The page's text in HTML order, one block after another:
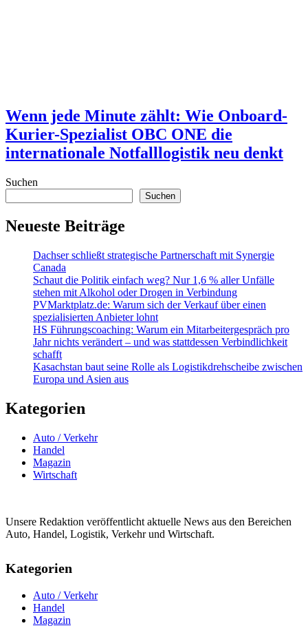
Wenn jede Minute zählt: Wie Onboard-
Kurier-Spezialist OBC ONE die
internationale Notfalllogistik neu denkt
Suchen
Suchen
Neueste Beiträge
Dachser schließt strategische Partnerschaft mit Synergie
Canada
Schaut die Politik einfach weg? Nur 1,6 % aller Unfälle
stehen mit Alkohol oder Drogen in Verbindung
PVMarktplatz.de: Warum sich der Verkauf über einen
spezialisierten Anbieter lohnt
HS Führungscoaching: Warum ein Mitarbeitergespräch pro
Jahr nichts verändert – und was stattdessen Verbindlichkeit
schafft
Kasachstan baut seine Rolle als Logistikdrehscheibe zwischen
Europa und Asien aus
Kategorien
Auto / Verkehr
Handel
Magazin
Wirtschaft
Unsere Redaktion veröffentlicht aktuelle News aus den Bereichen
Auto, Handel, Logistik, Verkehr und Wirtschaft.
Kategorien
Auto / Verkehr
Handel
Magazin